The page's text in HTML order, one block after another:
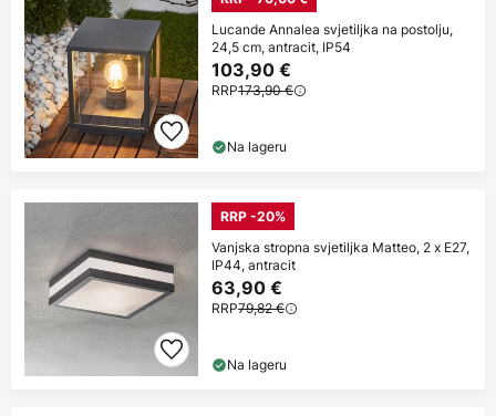
Lucande Annalea svjetiljka na postolju,
24,5 cm, antracit, IP54
103,90 €
RRP173,90 €
Na lageru
RRP -20%
Vanjska stropna svjetiljka Matteo, 2 x E27,
IP44, antracit
63,90 €
RRP79,82 €
Na lageru